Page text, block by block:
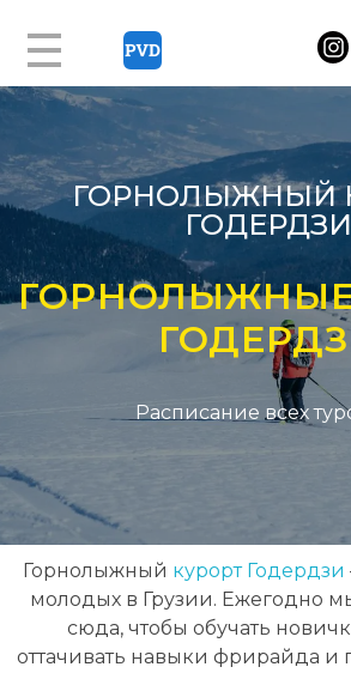
ГОРНОЛЫЖНЫЙ
ГОДЕРДЗИ
Расписание всех
Горнолыжный курорт Годердзи
молодых в Грузии. Ежегодно
сюда, чтобы обучать
оттачивать навыки фрирайда и